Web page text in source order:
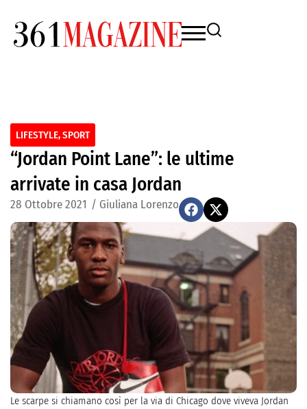
LIFESTYLE,SPORT
“Jordan Point Lane”: le ultime
arrivate in casa Jordan
28 Ottobre 2021 / Giuliana Lorenzo
Le scarpe si chiamano così per la via di Chicago dove viveva Jordan